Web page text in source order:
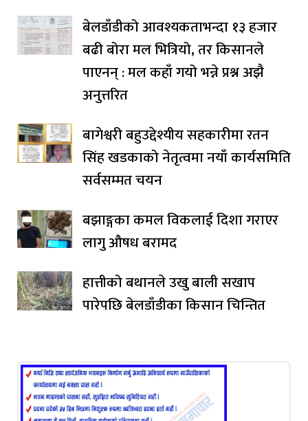
बेलडाँडीको आवश्यकताभन्दा १३ हजार
बढी बोरा मल भित्रियो, तर किसानले
पाएनन् : मल कहाँ गयो भन्ने प्रश्न अझै
अनुत्तरित
बागेश्वरी बहुउद्देश्यीय सहकारीमा रतन
सिंह खडकाको नेतृत्वमा नयाँ कार्यसमिति
सर्वसम्मत चयन
बझाङ्गका कमल विकलाई दिशा गराएर
लागु औषध बरामद
हात्तीको बथानले उखु बाली सखाप
पारेपछि बेलडाँडीका किसान चिन्तित